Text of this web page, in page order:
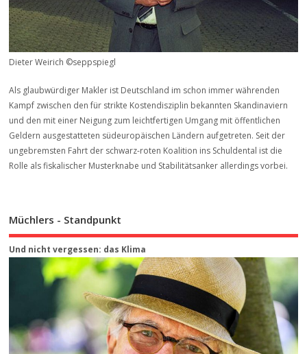
Dieter Weirich ©seppspiegl
Als glaubwürdiger Makler ist Deutschland im schon immer währenden
Kampf zwischen den für strikte Kostendisziplin bekannten Skandinaviern
und den mit einer Neigung zum leichtfertigen Umgang mit öffentlichen
Geldern ausgestatteten südeuropäischen Ländern aufgetreten. Seit der
ungebremsten Fahrt der schwarz-roten Koalition ins Schuldental ist die
Rolle als fiskalischer Musterknabe und Stabilitätsanker allerdings vorbei.
Müchlers - Standpunkt
Und nicht vergessen: das Klima